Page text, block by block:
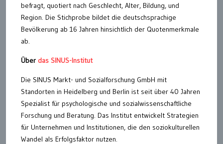
befragt, quotiert nach Geschlecht, Alter, Bildung, und
Region. Die Stichprobe bildet die deutschsprachige
Bevölkerung ab 16 Jahren hinsichtlich der Quotenmerkmale
ab.
Über das SINUS-Institut
Die SINUS Markt- und Sozialforschung GmbH mit
Standorten in Heidelberg und Berlin ist seit über 40 Jahren
Spezialist für psychologische und sozialwissenschaftliche
Forschung und Beratung. Das Institut entwickelt Strategien
für Unternehmen und Institutionen, die den soziokulturellen
Wandel als Erfolgsfaktor nutzen.